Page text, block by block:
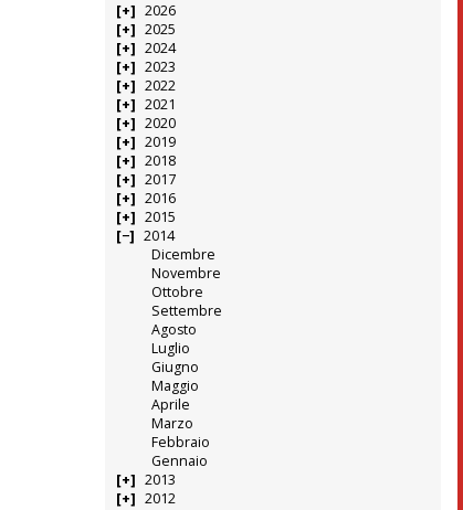
2026
2025
2024
2023
2022
2021
2020
2019
2018
2017
2016
2015
2014
Dicembre
Novembre
Ottobre
Settembre
Agosto
Luglio
Giugno
Maggio
Aprile
Marzo
Febbraio
Gennaio
2013
2012